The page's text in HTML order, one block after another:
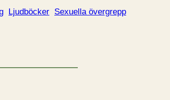
Ljudböcker Sexuella övergrepp